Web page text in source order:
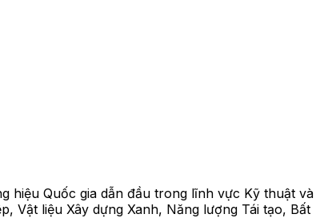
hiệu Quốc gia dẫn đầu trong lĩnh vực Kỹ thuật và
Vật liệu Xây dựng Xanh, Năng lượng Tái tạo, Bất